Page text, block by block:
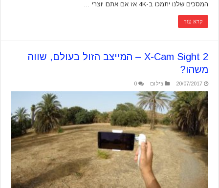
המסכים שלנו יתמכו ב-4K אז אם אתם יוצרי …
קרא עוד
X-Cam Sight 2 – המייצב הזול בעולם, שווה
משהו?
20/07/2017 צילום 0